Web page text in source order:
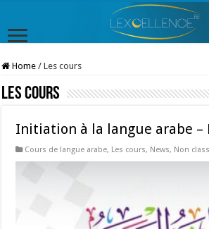
Home / Les cours
Les cours
Initiation à la langue arabe –
Cours de langue arabe, Les cours, News, Non